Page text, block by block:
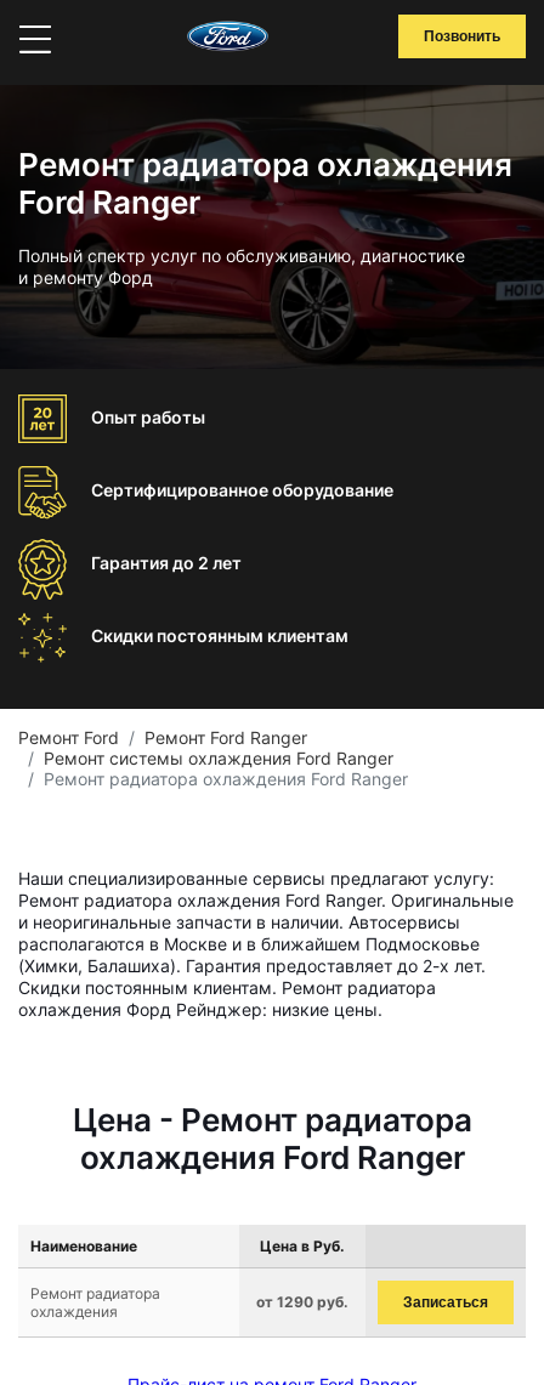
Позвонить
Ремонт радиатора охлаждения
Ford Ranger
Полный спектр услуг по обслуживанию, диагностике
и ремонту Форд
Опыт работы
Сертифицированноеоборудование
Гарантиядо 2 лет
Скидки постоянным клиентам
Ремонт Ford
Ремонт Ford Ranger
Ремонт системы охлаждения Ford Ranger
Ремонт радиатора охлаждения Ford Ranger
Наши специализированные сервисы предлагают услугу:
Ремонт радиатора охлаждения Ford Ranger. Оригинальные
и неоригинальные запчасти в наличии. Автосервисы
располагаются в Москве и в ближайшем Подмосковье
(Химки, Балашиха). Гарантия предоставляет до 2-х лет.
Скидки постоянным клиентам. Ремонт радиатора
охлаждения Форд Рейнджер: низкие цены.
Цена - Ремонт радиатора
охлаждения Ford Ranger
Наименование Цена в Руб.
Ремонт радиатора
охлаждения
от 1290 руб. Записаться